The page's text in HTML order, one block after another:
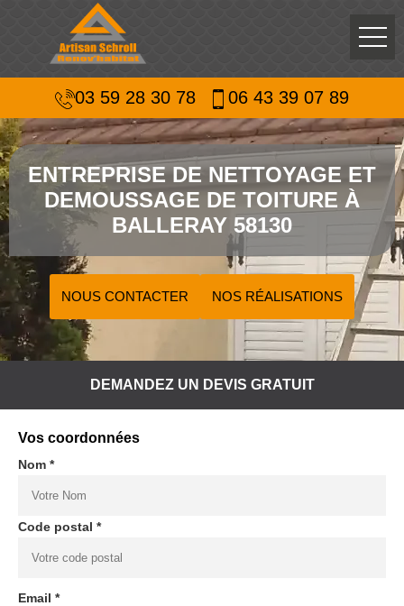
03 59 28 30 78 06 43 39 07 89
ENTREPRISE DE NETTOYAGE ET
DEMOUSSAGE DE TOITURE À
BALLERAY 58130
NOUS CONTACTER NOS RÉALISATIONS
DEMANDEZ UN DEVIS GRATUIT
Vos coordonnées
Nom *
Code postal *
Email *